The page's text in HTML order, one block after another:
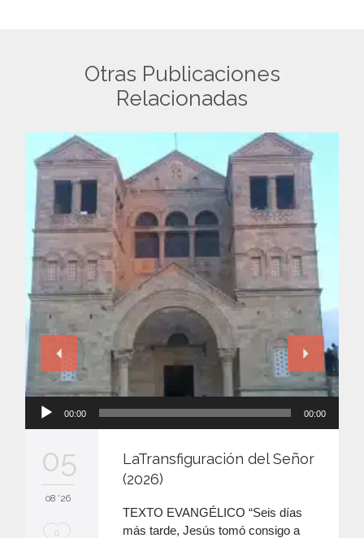
Otras Publicaciones
Relacionadas
00:00 00:00
05
08 '26
M
0
LaTransfiguración del Señor
(2026)
TEXTO EVANGÉLICO “Seis días
más tarde, Jesús tomó consigo a